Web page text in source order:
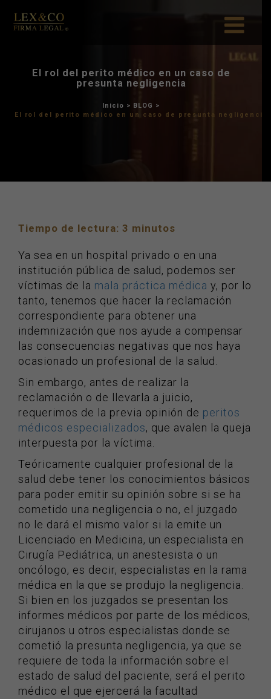
El rol del perito médico
Tiempo de lectura: 3 minutos
Ya sea en un hospital privado o en una
institución pública de salud, podemos ser
víctimas de la mala práctica médica y, por lo
tanto, tenemos que hacer la reclamación
correspondiente para obtener una
indemnización que nos ayude a compensar
las consecuencias negativas que nos haya
ocasionado un profesional de la salud.
Sin embargo, antes de realizar la
reclamación o de llevarla a juicio,
requerimos de la previa opinión de peritos
médicos especializados, que avalen la queja
interpuesta por la víctima.
Teóricamente cualquier profesional de la
salud debe tener los conocimientos básicos
para poder emitir su opinión sobre si se ha
cometido una negligencia o no, el juzgado
no le dará el mismo valor si la emite un
Licenciado en Medicina, un especialista en
Cirugía Pediátrica, un anestesista o un
oncólogo, es decir, especialistas en la rama
médica en la que se produjo la negligencia.
Si bien en los juzgados se presentan los
informes médicos por parte de los médicos,
cirujanos u otros especialistas donde se
cometió la presunta negligencia, ya que se
requiere de toda la información sobre el
estado de salud del paciente, será el perito
médico el que ejercerá la facultad